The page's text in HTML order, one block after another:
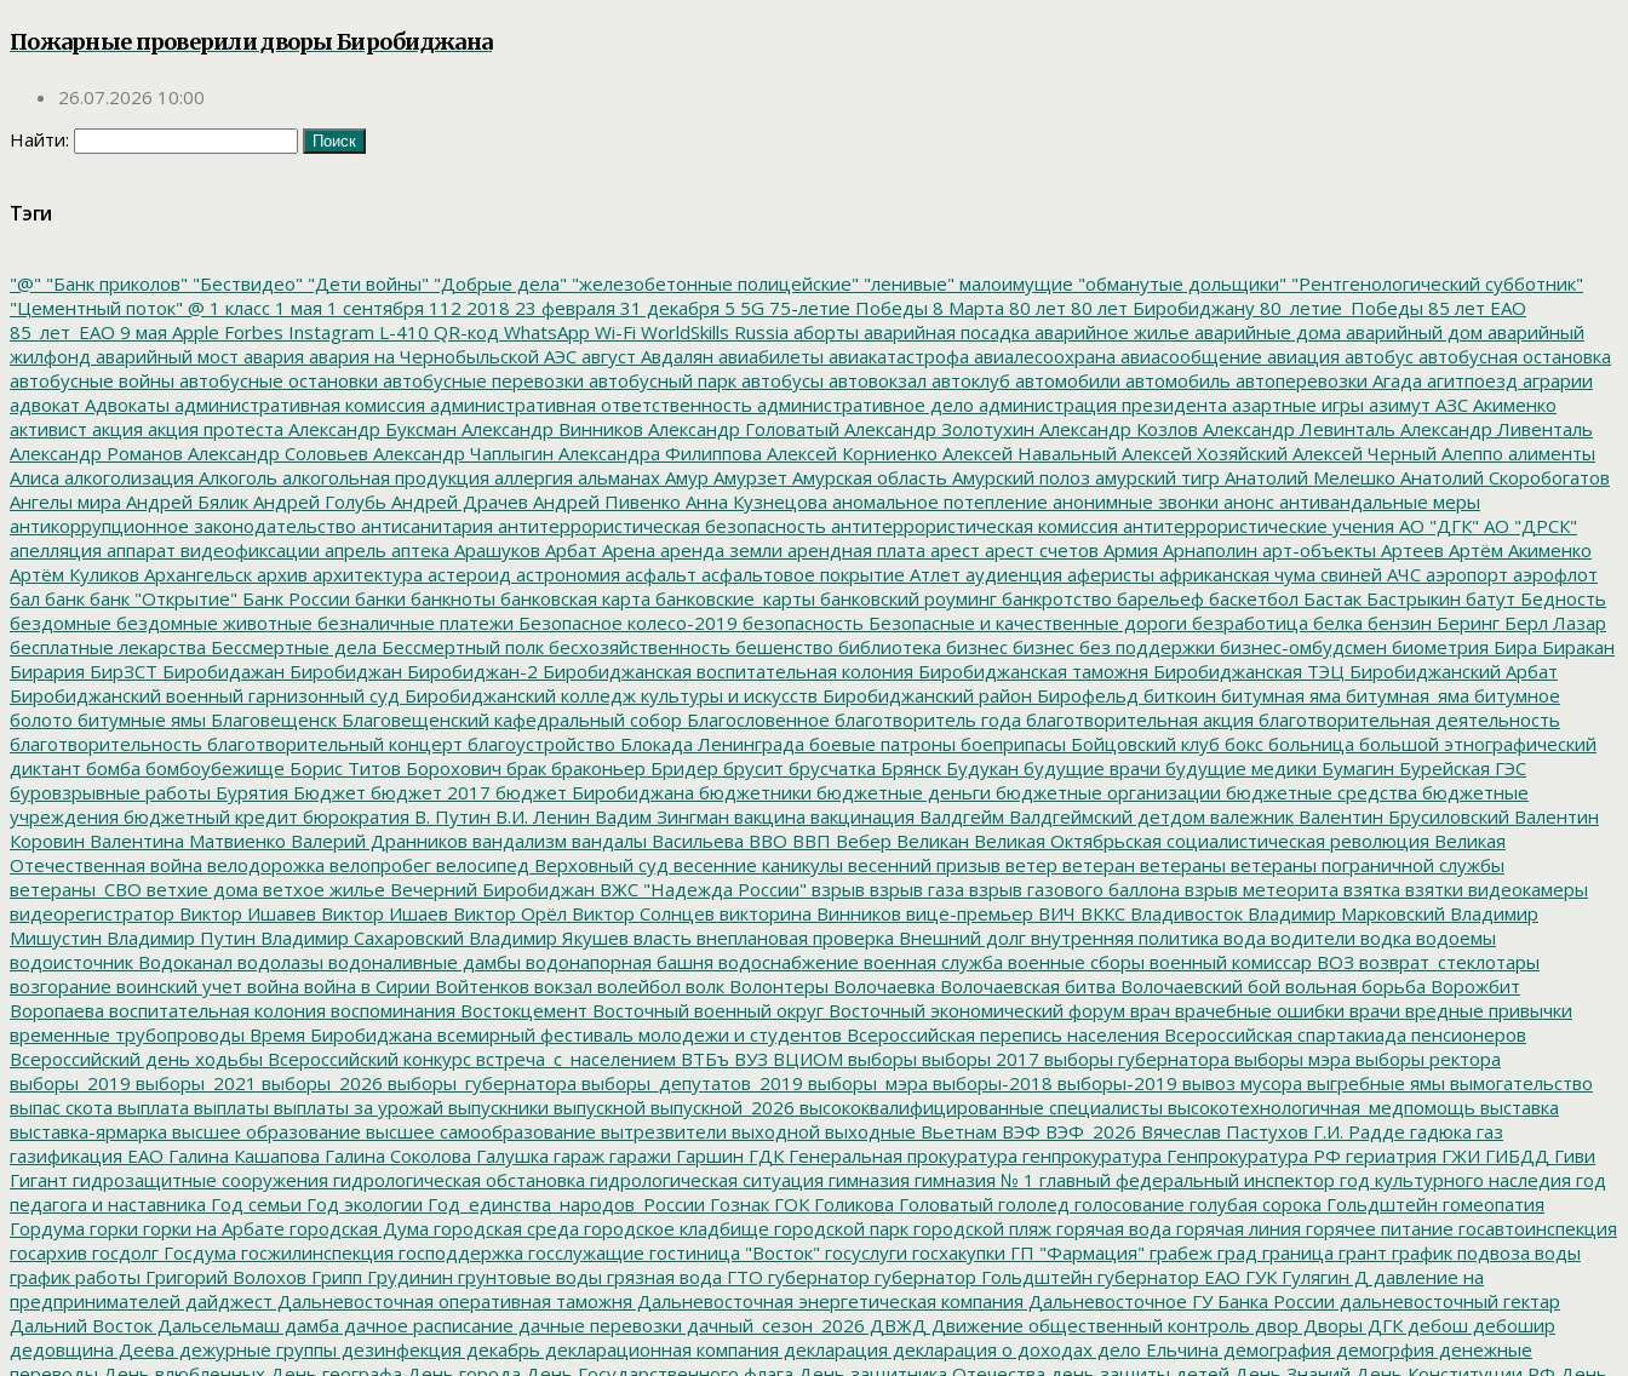
Пожарные проверили дворы Биробиджана
26.07.2026 10:00
Найти:
Тэги
"@" "Банк приколов" "Бествидео" "Дети войны" "Добрые дела" "железобетонные полицейские" "ленивые" малоимущие "обманутые дольщики" "Рентгенологический субботник"
"Цементный поток" @ 1 класс 1 мая 1 сентября 112 2018 23 февраля 31 декабря 5 5G 75-летие Победы 8 Марта 80 лет 80 лет Биробиджану 80_летие_Победы 85 лет ЕАО
85_лет_ЕАО 9 мая Apple Forbes Instagram L-410 QR-код WhatsApp Wi-Fi WorldSkills Russia аборты аварийная посадка аварийное жилье аварийные дома аварийный дом аварийный
жилфонд аварийный мост авария авария на Чернобыльской АЭС август Авдалян авиабилеты авиакатастрофа авиалесоохрана авиасообщение авиация автобус автобусная остановка
автобусные войны автобусные остановки автобусные перевозки автобусный парк автобусы автовокзал автоклуб автомобили автомобиль автоперевозки Агада агитпоезд аграрии
адвокат Адвокаты административная комиссия административная ответственность административное дело администрация президента азартные игры азимут АЗС Акименко
активист акция акция протеста Александр Буксман Александр Винников Александр Головатый Александр Золотухин Александр Козлов Александр Левинталь Александр Ливенталь
Александр Романов Александр Соловьев Александр Чаплыгин Александра Филиппова Алексей Корниенко Алексей Навальный Алексей Хозяйский Алексей Черный Алеппо алименты
Алиса алкоголизация Алкоголь алкогольная продукция аллергия альманах Амур Амурзет Амурская область Амурский полоз амурский тигр Анатолий Мелешко Анатолий Скоробогатов
Ангелы мира Андрей Бялик Андрей Голубь Андрей Драчев Андрей Пивенко Анна Кузнецова аномальное потепление анонимные звонки анонс антивандальные меры
антикоррупционное законодательство антисанитария антитеррористическая безопасность антитеррористическая комиссия антитеррористические учения АО "ДГК" АО "ДРСК"
апелляция аппарат видеофиксации апрель аптека Арашуков Арбат Арена аренда земли арендная плата арест арест счетов Армия Арнаполин арт-объекты Артеев Артём Акименко
Артём Куликов Архангельск архив архитектура астероид астрономия асфальт асфальтовое покрытие Атлет аудиенция аферисты африканская чума свиней АЧС аэропорт аэрофлот
бал банк банк "Открытие" Банк России банки банкноты банковская карта банковские_карты банковский роуминг банкротство барельеф баскетбол Бастак Бастрыкин батут Бедность
бездомные бездомные животные безналичные платежи Безопасное колесо-2019 безопасность Безопасные и качественные дороги безработица белка бензин Беринг Берл Лазар
бесплатные лекарства Бессмертные дела Бессмертный полк бесхозяйственность бешенство библиотека бизнес бизнес без поддержки бизнес-омбудсмен биометрия Бира Биракан
Бирария БирЗСТ Биробидажан Биробиджан Биробиджан-2 Биробиджанская воспитательная колония Биробиджанская таможня Биробиджанская ТЭЦ Биробиджанский Арбат
Биробиджанский военный гарнизонный суд Биробиджанский колледж культуры и искусств Биробиджанский район Бирофельд биткоин битумная яма битумная_яма битумное
болото битумные ямы Благовещенск Благовещенский кафедральный собор Благословенное благотворитель года благотворительная акция благотворительная деятельность
благотворительность благотворительный концерт благоустройство Блокада Ленинграда боевые патроны боеприпасы Бойцовский клуб бокс больница большой этнографический
диктант бомба бомбоубежище Борис Титов Борохович брак браконьер Бридер брусит брусчатка Брянск Будукан будущие врачи будущие медики Бумагин Бурейская ГЭС
буровзрывные работы Бурятия Бюджет бюджет 2017 бюджет Биробиджана бюджетники бюджетные деньги бюджетные организации бюджетные средства бюджетные
учреждения бюджетный кредит бюрократия В. Путин В.И. Ленин Вадим Зингман вакцина вакцинация Валдгейм Валдгеймский детдом валежник Валентин Брусиловский Валентин
Коровин Валентина Матвиенко Валерий Дранников вандализм вандалы Васильева ВВО ВВП Вебер Великан Великая Октябрьская социалистическая революция Великая
Отечественная война велодорожка велопробег велосипед Верховный суд весенние каникулы весенний призыв ветер ветеран ветераны ветераны пограничной службы
ветераны_СВО ветхие дома ветхое жилье Вечерний Биробиджан ВЖС "Надежда России" взрыв взрыв газа взрыв газового баллона взрыв метеорита взятка взятки видеокамеры
видеорегистратор Виктор Ишавев Виктор Ишаев Виктор Орёл Виктор Солнцев викторина Винников вице-премьер ВИЧ ВККС Владивосток Владимир Марковский Владимир
Мишустин Владимир Путин Владимир Сахаровский Владимир Якушев власть внеплановая проверка Внешний долг внутренняя политика вода водители водка водоемы
водоисточник Водоканал водолазы водоналивные дамбы водонапорная башня водоснабжение военная служба военные сборы военный комиссар ВОЗ возврат_стеклотары
возгорание воинский учет война война в Сирии Войтенков вокзал волейбол волк Волонтеры Волочаевка Волочаевская битва Волочаевский бой вольная борьба Ворожбит
Воропаева воспитательная колония воспоминания Востокцемент Восточный военный округ Восточный экономический форум врач врачебные ошибки врачи вредные привычки
временные трубопроводы Время Биробиджана всемирный фестиваль молодежи и студентов Всероссийская перепись населения Всероссийская спартакиада пенсионеров
Всероссийский день ходьбы Всероссийский конкурс встреча_с_населением ВТБъ ВУЗ ВЦИОМ выборы выборы 2017 выборы губернатора выборы мэра выборы ректора
выборы_2019 выборы_2021 выборы_2026 выборы_губернатора выборы_депутатов_2019 выборы_мэра выборы-2018 выборы-2019 вывоз мусора выгребные ямы вымогательство
выпас скота выплата выплаты выплаты за урожай выпускники выпускной выпускной_2026 высококвалифицированные специалисты высокотехнологичная_медпомощь выставка
выставка-ярмарка высшее образование высшее самообразование вытрезвители выходной выходные Вьетнам ВЭФ ВЭФ_2026 Вячеслав Пастухов Г.И. Радде гадюка газ
газификация ЕАО Галина Кашапова Галина Соколова Галушка гараж гаражи Гаршин ГДК Генеральная прокуратура генпрокуратура Генпрокуратура РФ гериатрия ГЖИ ГИБДД Гиви
Гигант гидрозащитные сооружения гидрологическая обстановка гидрологическая ситуация гимназия гимназия № 1 главный федеральный инспектор год культурного наследия год
педагога и наставника Год семьи Год экологии Год_единства_народов_России Гознак ГОК Голикова Головатый гололед голосование голубая сорока Гольдштейн гомеопатия
Гордума горки горки на Арбате городская Дума городская среда городское кладбище городской парк городской пляж горячая вода горячая линия горячее питание госавтоинспекция
госархив госдолг Госдума госжилинспекция господдержка госслужащие гостиница "Восток" госуслуги госхакупки ГП "Фармация" грабеж град граница грант график подвоза воды
график работы Григорий Волохов Грипп Грудинин грунтовые воды грязная вода ГТО губернатор губернатор Гольдштейн губернатор ЕАО ГУК Гулягин Д давление на
предпринимателей дайджест Дальневосточная оперативная таможня Дальневосточная энергетическая компания Дальневосточное ГУ Банка России дальневосточный гектар
Дальний Восток Дальсельмаш дамба дачное расписание дачные перевозки дачный_сезон_2026 ДВЖД Движение общественный контроль двор Дворы ДГК дебош дебошир
дедовщина Деева дежурные группы дезинфекция декабрь декларационная компания декларация декларация о доходах дело Ельчина демография демогрфия денежные